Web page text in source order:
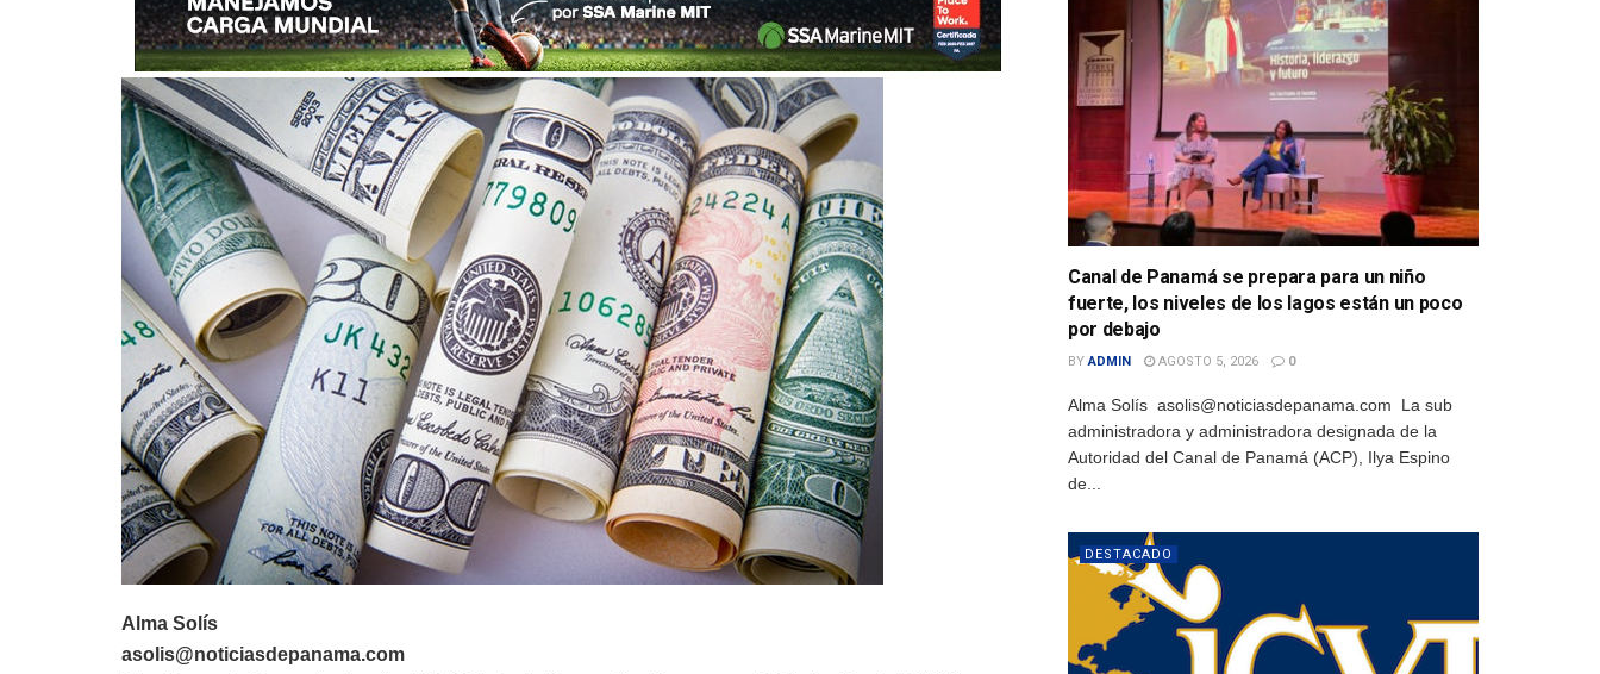
Alma Solís
asolis@noticiasdepanama.com
Canal de Panamá se prepara para un niño
fuerte, los niveles de los lagos están un poco
por debajo
BY ADMIN AGOSTO 5, 2026 0
Alma Solís asolis@noticiasdepanama.com La sub
administradora y administradora designada de la
Autoridad del Canal de Panamá (ACP), Ilya Espino
de...
DESTACADO